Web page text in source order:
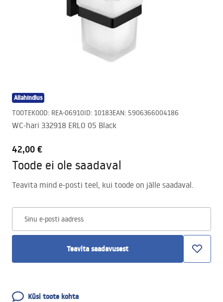
Allahindlus
TOOTEKOOD: REA-06910ID: 10183EAN: 5906366004186
WC-hari 332918 ERLO 05 Black
42,00 €
Toode ei ole saadaval
Teavita mind e-posti teel, kui toode on jälle saadaval.
Sinu e-posti aadress
Teavita saadavusest
Küsi toote kohta